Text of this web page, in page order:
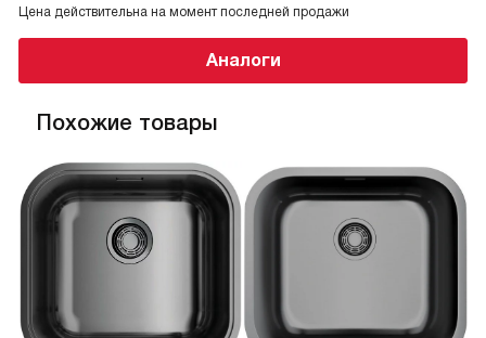
Цена действительна на момент последней продажи
Аналоги
Похожие товары